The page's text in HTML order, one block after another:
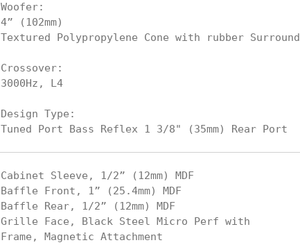
Woofer:
4” (102mm)
Textured Polypropylene Cone with rubber Surround
Crossover:
3000Hz, L4
Design Type:
Cabinet Sleeve, 1/2” (12mm) MDF
Baffle Front, 1” (25.4mm) MDF
Baffle Rear, 1/2” (12mm) MDF
Grille Face, Black Steel Micro Perf with
Frame, Magnetic Attachment